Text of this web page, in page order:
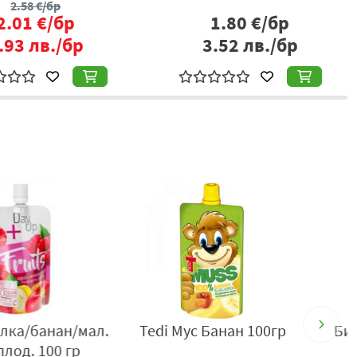
шосе" 24, тел. 02/40 24
2.58€/бр
€/бр
лв./бр
1.80€/бр
3.52лв./бр
сладкиш/сини
100гр
Трапезна вода Bionino 0.5л